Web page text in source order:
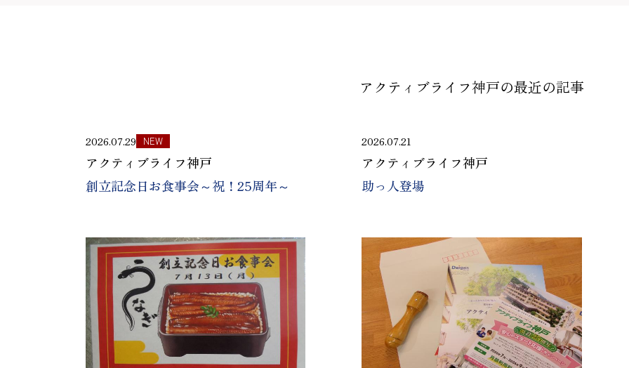
アクティブライフ神戸の最近の記事
2026.07.29 NEW
アクティブライフ神戸
創立記念日お食事会～祝！25周年～
2026.07.21
アクティブライフ神戸
助っ人登場